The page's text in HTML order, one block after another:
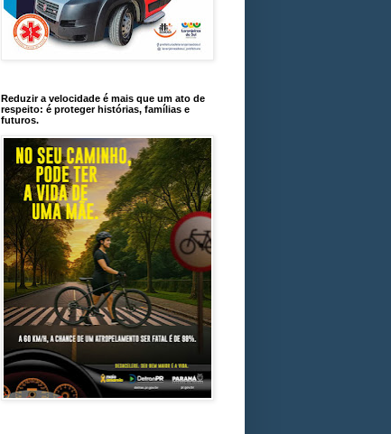
Reduzir a velocidade é mais que um ato de
respeito: é proteger histórias, famílias e
futuros.